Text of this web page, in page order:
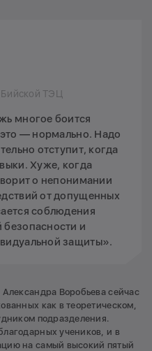
Бийской ТЭЦ
многое боится
— нормально. Надо
отступит, когда
Хуже, когда
о непонимании
от допущенных
соблюдения
и
защиты».
Воробьева сейчас
как в теоретическом,
подразделения.
учеников, и в
на самый высокий пятый